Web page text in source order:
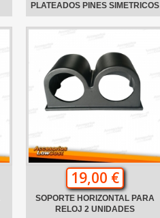
PLATEADOS PINES SIMETRICOS
19,00 €
SOPORTE HORIZONTAL PARA
RELOJ 2 UNIDADES